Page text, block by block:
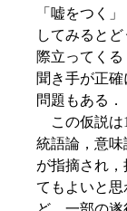
「嘘をつく
してみると
際立ってく
聞き手が正
問題もある．
この仮説は
統語論，意
が指摘され
てもよいと